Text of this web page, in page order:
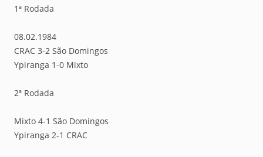
1ª Rodada
08.02.1984
CRAC 3-2 São Domingos
Ypiranga 1-0 Mixto
2ª Rodada
Mixto 4-1 São Domingos
Ypiranga 2-1 CRAC